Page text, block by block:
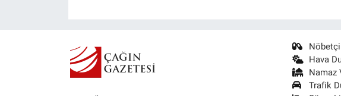
Hava
Namaz
Trafik